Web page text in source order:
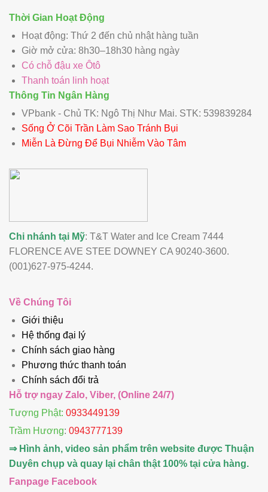
Thời Gian Hoạt Động
Hoạt động: Thứ 2 đến chủ nhật hàng tuần
Giờ mở cửa: 8h30–18h30 hàng ngày
Có chỗ đậu xe Ôtô
Thanh toán linh hoạt
Thông Tin Ngân Hàng
VPbank - Chủ TK: Ngô Thị Như Mai. STK: 539839284
Sống Ở Cõi Trần Làm Sao Tránh Bụi
Miễn Là Đừng Để Bụi Nhiễm Vào Tâm
Chi nhánh tại Mỹ: T&T Water and Ice Cream 7444
FLORENCE AVE STEE DOWNEY CA 90240-3600.
(001)627-975-4244.
Về Chúng Tôi
Giới thiệu
Hệ thống đại lý
Chính sách giao hàng
Phương thức thanh toán
Chính sách đổi trả
Hỗ trợ ngay Zalo, Viber, (Online 24/7)
Tượng Phật: 0933449139
Trầm Hương: 0943777139
⇒ Hình ảnh, video sản phẩm trên website được Thuận
Duyên chụp và quay lại chân thật 100% tại cửa hàng.
Fanpage Facebook